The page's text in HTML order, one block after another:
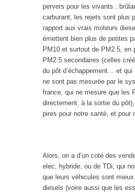
pervers pour les vivants :
carburant, les rejets sont plus
rapport aux vrais moteurs
émettent bien plus de petites
PM10 et surtout de PM2.5, en
PM2.5 secondaires (celles
du pôt d’échappement… et qui
ne sont pas mesurée par le
france, qui ne mesure que les
directement, à la sortie du
pires pour notre santé, et pour
Alors, on a d’un coté des
elec, hybride, ou de TDi, qui
que leurs véhicules sont
diesels (voire aussi que les